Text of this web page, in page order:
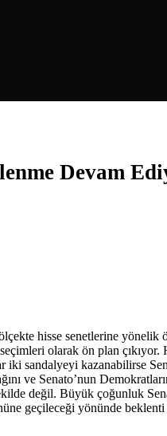
Devam
hisse senetlerine
olarak ön plan çıkıyor.
kazanabilirse
ve Senato’nun
değil. Büyük çoğunluk
geçileceği yönünde